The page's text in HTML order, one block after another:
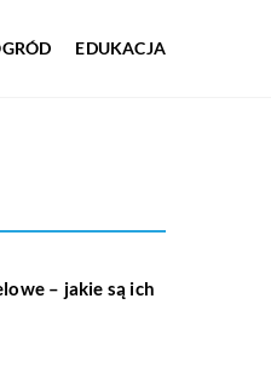
EDUKACJA
– jakie są ich